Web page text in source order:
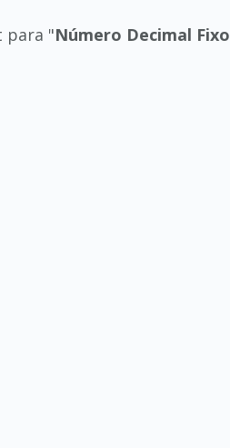
para "Número Decimal Fixo